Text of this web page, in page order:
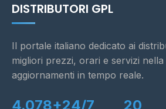
DISTRIBUTORI GPL
Il portale italiano dedicato ai
migliori prezzi, orari e servizi
aggiornamenti in tempo reale.
4.078+24/7 20